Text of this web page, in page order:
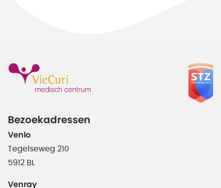
Bezoekadressen
Venlo
Tegelseweg 210
5912 BL
Venray